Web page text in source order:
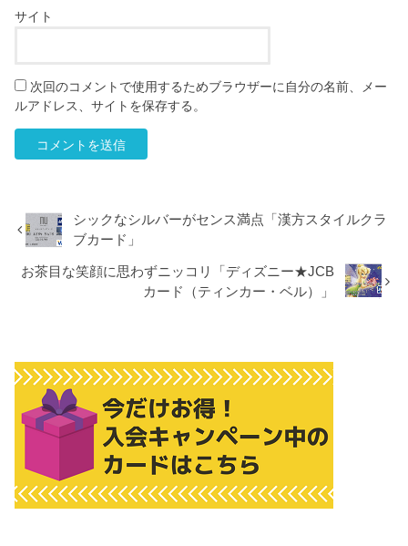
サイト
次回のコメントで使用するためブラウザーに自分の名前、メー
ルアドレス、サイトを保存する。
シックなシルバーがセンス満点「漢方スタイルクラ
ブカード」
お茶目な笑顔に思わずニッコリ「ディズニー★JCB
カード（ティンカー・ベル）」